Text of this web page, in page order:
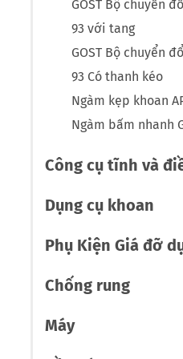
GOST Bộ chuyển
93 với tang
GOST Bộ chuyển
93 Có thanh kéo
Ngàm kẹp khoan
Ngàm bấm nhanh
Công cụ tĩnh và
Dụng cụ khoan
Phụ Kiện Giá đỡ
Chống rung
Máy